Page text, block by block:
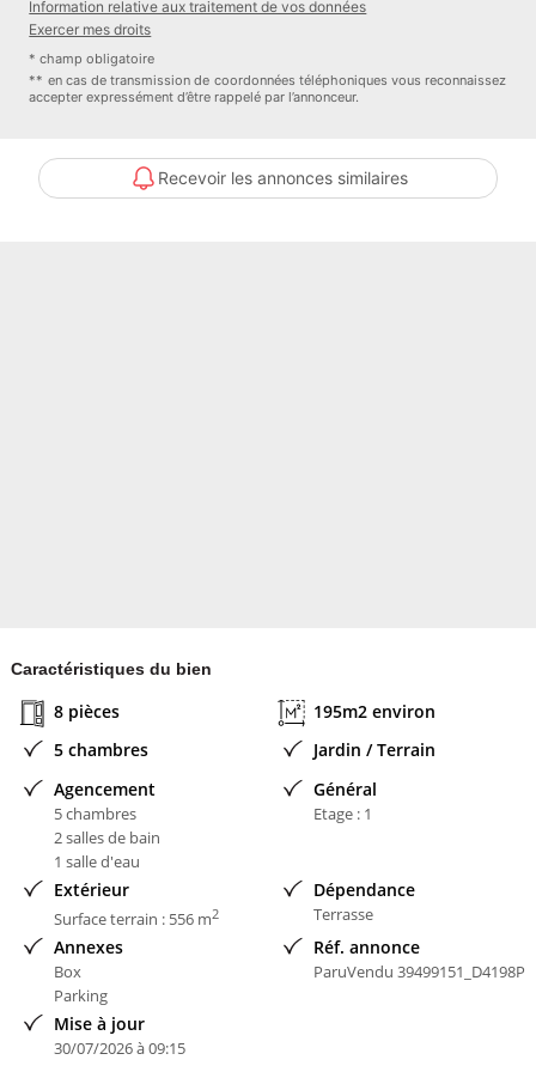
Information relative aux traitement de vos données
Exercer mes droits
* champ obligatoire
** en cas de transmission de coordonnées téléphoniques vous reconnaissez
accepter expressément d’être rappelé par l’annonceur.
Recevoir les annonces similaires
Caractéristiques du bien
8 pièces
195m2 environ
5 chambres
Jardin / Terrain
Agencement
5 chambres
2 salles de bain
1 salle d'eau
Général
Etage : 1
Extérieur
Surface terrain : 556 m2
Dépendance
Terrasse
Annexes
Box
Parking
Réf. annonce
ParuVendu 39499151_D4198P
Mise à jour
30/07/2026 à 09:15